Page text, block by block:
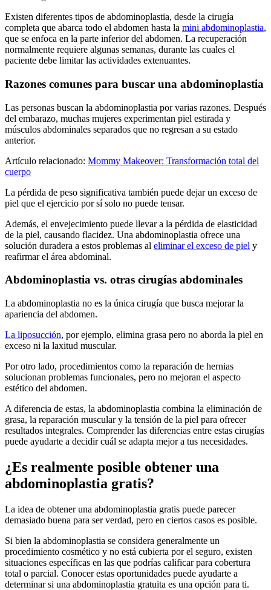
Existen diferentes tipos de abdominoplastia, desde la cirugía
completa que abarca todo el abdomen hasta la mini abdominoplastia,
que se enfoca en la parte inferior del abdomen. La recuperación
normalmente requiere algunas semanas, durante las cuales el
paciente debe limitar las actividades extenuantes.
Razones comunes para buscar una abdominoplastia
Las personas buscan la abdominoplastia por varias razones. Después
del embarazo, muchas mujeres experimentan piel estirada y
músculos abdominales separados que no regresan a su estado
anterior.
Artículo relacionado: Mommy Makeover: Transformación total del
cuerpo
La pérdida de peso significativa también puede dejar un exceso de
piel que el ejercicio por sí solo no puede tensar.
Además, el envejecimiento puede llevar a la pérdida de elasticidad
de la piel, causando flacidez. Una abdominoplastia ofrece una
solución duradera a estos problemas al eliminar el exceso de piel y
reafirmar el área abdominal.
Abdominoplastia vs. otras cirugías abdominales
La abdominoplastia no es la única cirugía que busca mejorar la
apariencia del abdomen.
La liposucción, por ejemplo, elimina grasa pero no aborda la piel en
exceso ni la laxitud muscular.
Por otro lado, procedimientos como la reparación de hernias
solucionan problemas funcionales, pero no mejoran el aspecto
estético del abdomen.
A diferencia de estas, la abdominoplastia combina la eliminación de
grasa, la reparación muscular y la tensión de la piel para ofrecer
resultados integrales. Comprender las diferencias entre estas cirugías
puede ayudarte a decidir cuál se adapta mejor a tus necesidades.
¿Es realmente posible obtener una
abdominoplastia gratis?
La idea de obtener una abdominoplastia gratis puede parecer
demasiado buena para ser verdad, pero en ciertos casos es posible.
Si bien la abdominoplastia se considera generalmente un
procedimiento cosmético y no está cubierta por el seguro, existen
situaciones específicas en las que podrías calificar para cobertura
total o parcial. Conocer estas oportunidades puede ayudarte a
determinar si una abdominoplastia gratuita es una opción para ti.